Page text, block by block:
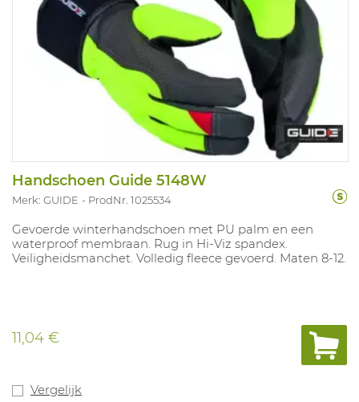
Handschoen Guide 5148W
Merk: GUIDE ProdNr. 1025534
Gevoerde winterhandschoen met PU palm en een
waterproof membraan. Rug in Hi-Viz spandex.
Veiligheidsmanchet. Volledig fleece gevoerd. Maten 8-12.
11,04 €
Vergelijk